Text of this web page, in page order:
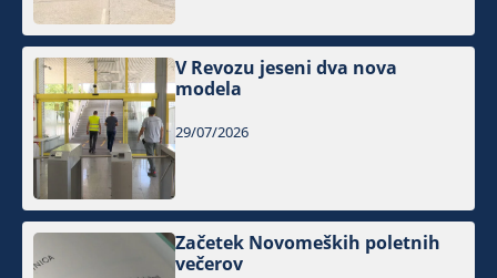
V Revozu jeseni dva nova
modela
29/07/2026
Začetek Novomeških poletnih
večerov